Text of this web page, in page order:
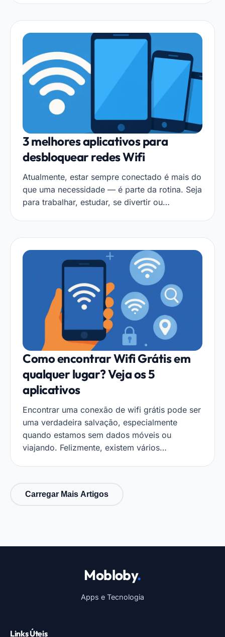
3 melhores aplicativos para
desbloquear redes Wifi
Atualmente, estar sempre conectado é mais do
que uma necessidade — é parte da rotina. Seja
para trabalhar, estudar, se divertir ou…
Como encontrar Wifi Grátis em
qualquer lugar? Veja os 5
aplicativos
Encontrar uma conexão de wifi grátis pode ser
uma verdadeira salvação, especialmente
quando estamos sem dados móveis ou
viajando. Felizmente, existem vários…
Carregar Mais Artigos
Mobloby.
Apps e Tecnologia
Links Úteis